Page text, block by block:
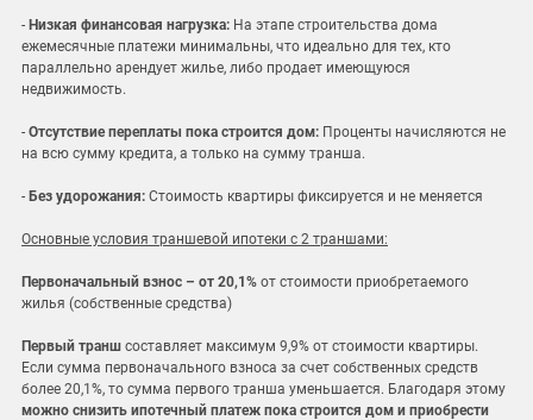
- Низкая финансовая нагрузка: На этапе строительства дома
ежемесячные платежи минимальны, что идеально для тех, кто
параллельно арендует жилье, либо продает имеющуюся
недвижимость.
- Отсутствие переплаты пока строится дом: Проценты начисляются не
на всю сумму кредита, а только на сумму транша.
- Без удорожания: Стоимость квартиры фиксируется и не меняется
Основные условия траншевой ипотеки с 2 траншами:
Первоначальный взнос – от 20,1% от стоимости приобретаемого
жилья (собственные средства)
Первый транш составляет максимум 9,9% от стоимости квартиры.
Если сумма первоначального взноса за счет собственных средств
более 20,1%, то сумма первого транша уменьшается. Благодаря этому
можно снизить ипотечный платеж пока строится дом и приобрести